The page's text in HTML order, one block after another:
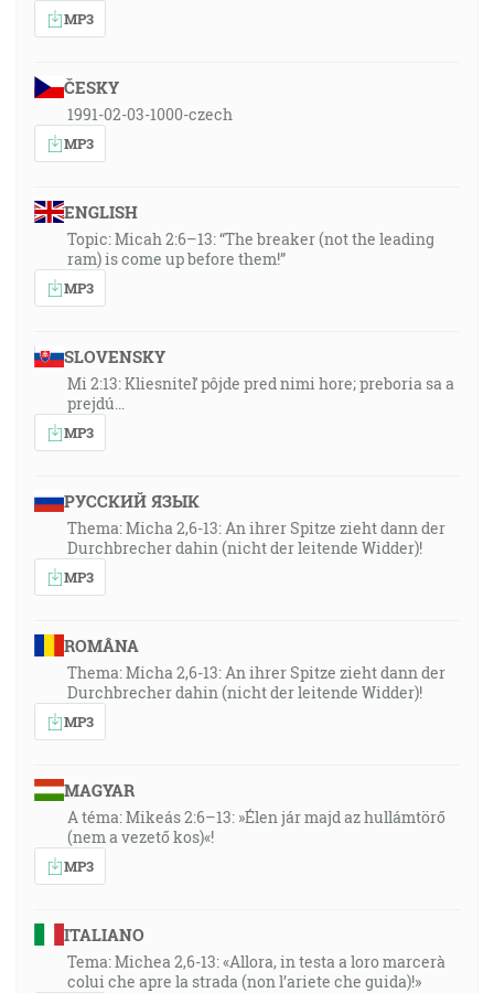
MP3
ČESKY
1991-02-03-1000-czech
MP3
ENGLISH
Topic: Micah 2:6–13: “The breaker (not the leading
ram) is come up before them!”
MP3
SLOVENSKY
Mi 2:13: Kliesniteľ pôjde pred nimi hore; preboria sa a
prejdú…
MP3
РУССКИЙ ЯЗЫК
Thema: Micha 2,6-13: An ihrer Spitze zieht dann der
Durchbrecher dahin (nicht der leitende Widder)!
MP3
ROMÂNA
Thema: Micha 2,6-13: An ihrer Spitze zieht dann der
Durchbrecher dahin (nicht der leitende Widder)!
MP3
MAGYAR
A téma: Mikeás 2:6–13: »Élen jár majd az hullámtörő
(nem a vezető kos)«!
MP3
ITALIANO
Tema: Michea 2,6-13: «Allora, in testa a loro marcerà
colui che apre la strada (non l’ariete che guida)!»